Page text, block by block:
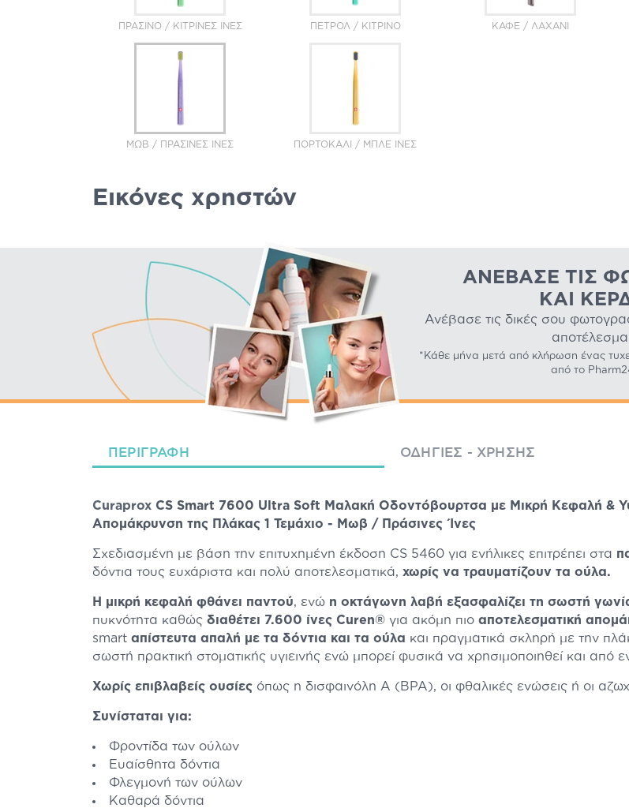
ΠΡΆΣΙΝΟ / ΚΊΤΡΙΝΕΣ ΊΝΕΣ ΠΕΤΡΌΛ / ΚΊΤΡΙΝΟ ΚΑΦΈ / ΛΑΧΑΝΊ
ΜΩΒ / ΠΡΆΣΙΝΕΣ ΊΝΕΣ ΠΟΡΤΟΚΑΛΊ / ΜΠΛΕ ΊΝΕΣ
Εικόνες χρηστών
ΑΝΈΒΑΣΕ ΤΙΣ
ΚΑΙ
Ανέβασε τις δικές σου
*Κάθε μήνα μετά από κλήρωση ένας
από το
ΠΕΡΙΓΡΑΦΉ ΟΔΗΓΊΕΣ - ΧΡΉΣΗΣ
Curaprox CS Smart 7600 Ultra Soft Μαλακή Οδοντόβουρτσα με Μικρή Κεφαλή &
Απομάκρυνση της Πλάκας 1 Τεμάχιο - Μωβ / Πράσινες Ίνες
Σχεδιασμένη με βάση την επιτυχημένη έκδοση CS 5460 για ενήλικες επιτρέπει στα
δόντια τους ευχάριστα και πολύ αποτελεσματικά, χωρίς να τραυματίζουν τα ούλα.
Η μικρή κεφαλή φθάνει παντού, ενώ η οκτάγωνη λαβή εξασφαλίζει τη σωστή
πυκνότητα καθώς διαθέτει 7.600 ίνες Curen® για ακόμη πιο αποτελεσματική
smart απίστευτα απαλή με τα δόντια και τα ούλα και πραγματικά σκληρή με την
σωστή πρακτική στοματικής υγιεινής ενώ μπορεί φυσικά να χρησιμοποιηθεί και από
Χωρίς επιβλαβείς ουσίες όπως η δισφαινόλη Α (BPA), οι φθαλικές ενώσεις ή οι
Συνίσταται για:
Φροντίδα των ούλων
Ευαίσθητα δόντια
Φλεγμονή των ούλων
Καθαρά δόντια